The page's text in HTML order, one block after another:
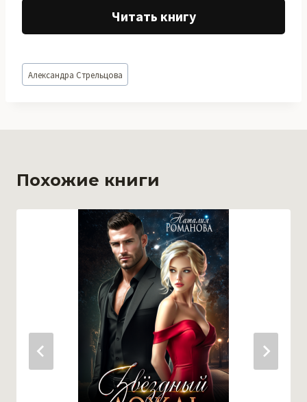
Читать книгу
Метки
записи:
Александра Стрельцова
Похожие книги